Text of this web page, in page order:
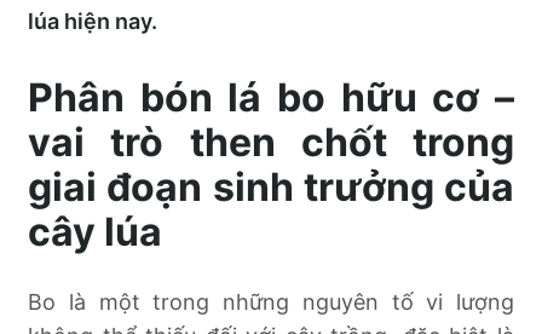
lúa hiện nay.
Phân bón lá bo hữu cơ –
vai trò then chốt trong
giai đoạn sinh trưởng của
cây lúa
Bo là một trong những nguyên tố vi lượng